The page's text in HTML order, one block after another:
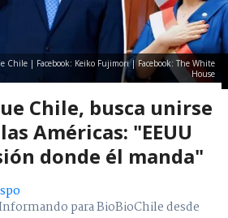
Chile | Facebook: Keiko Fujimori | Facebook: The White
House
Chile, busca unirse
Américas: "EEUU
donde él manda"
para BioBioChile desde